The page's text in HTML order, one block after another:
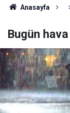
Anasayfa
Bugün